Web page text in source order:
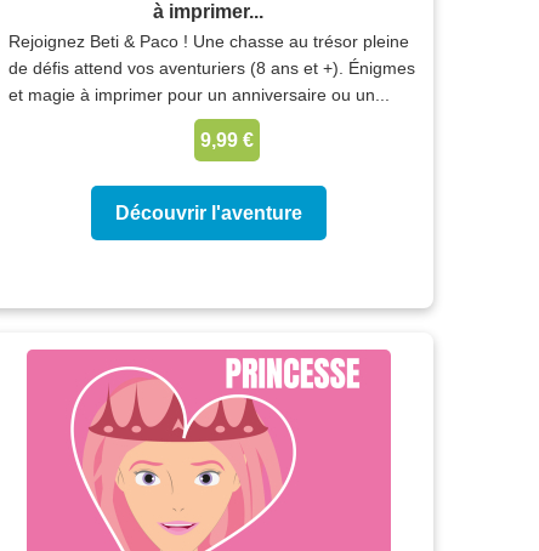
à imprimer...
Rejoignez Beti & Paco ! Une chasse au trésor pleine
de défis attend vos aventuriers (8 ans et +). Énigmes
et magie à imprimer pour un anniversaire ou un...
9,99 €
Découvrir l'aventure